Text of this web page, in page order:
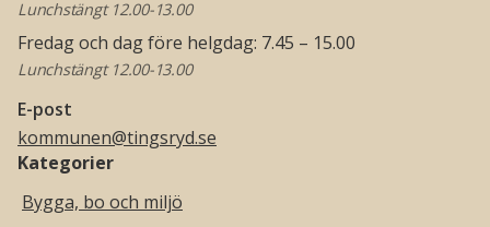
Lunchstängt 12.00-13.00
Fredag och dag före helgdag: 7.45 – 15.00
Lunchstängt 12.00-13.00
E-post
kommunen@tingsryd.se
Kategorier
Bygga, bo och miljö